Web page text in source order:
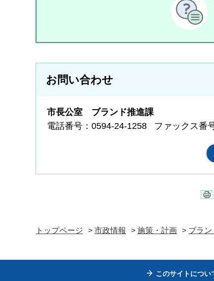
お問い合わせ
市長公室 ブランド推進課
電話番号：0594-24-1258
ファックス番
トップページ > 市政情報 > 施策・計画 > ブラン
このサイトについ